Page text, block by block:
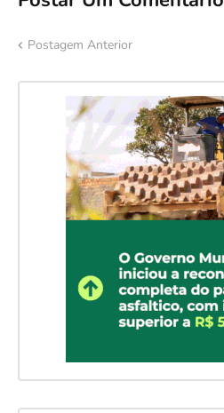
Postagem Anterior